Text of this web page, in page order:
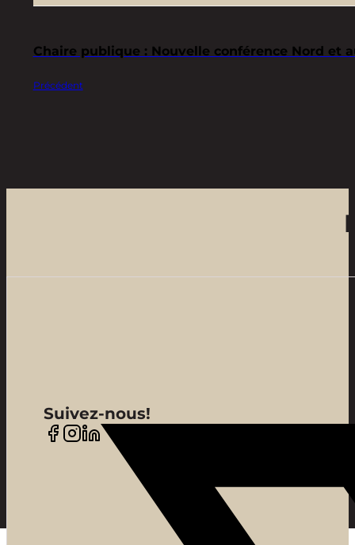
Précédent
Chaire publique : Nouvelle conférence Nord et
Suivez-nous!